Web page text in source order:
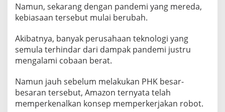
Namun, sekarang dengan pandemi yang mereda,
kebiasaan tersebut mulai berubah.
Akibatnya, banyak perusahaan teknologi yang
semula terhindar dari dampak pandemi justru
mengalami cobaan berat.
Namun jauh sebelum melakukan PHK besar-
besaran tersebut, Amazon ternyata telah
memperkenalkan konsep memperkerjakan robot.